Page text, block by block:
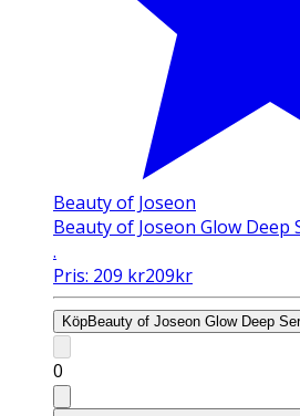
Beauty of Joseon
Beauty of Joseon Glow Deep
.
Pris: 209 kr209kr
KöpBeauty of Joseon Glow Deep
0